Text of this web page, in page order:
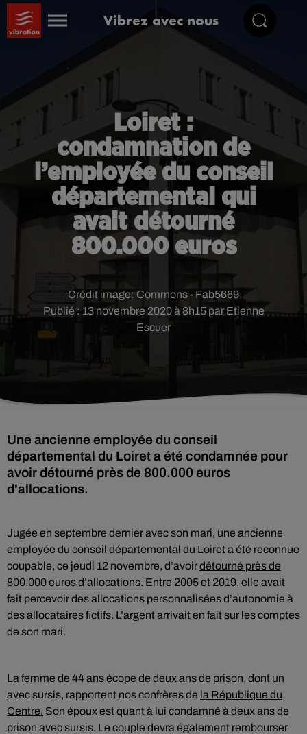
Vibrez avec nous
Loiret :
condamnation de
l’employée du conseil
départemental qui
avait détourné
800.000 euros
Publié : 13 novembre 2020 à 8h15 par Etienne
Escuer
Crédit image: Commons - Fab5669
Une ancienne employée du conseil
départemental du Loiret a été condamnée pour
avoir détourné près de 800.000 euros
d'allocations.
Jugée en septembre dernier avec son mari, une ancienne
employée du conseil départemental du Loiret a été reconnue
coupable, ce jeudi 12 novembre, d’avoirdétourné près de
800.000 euros d’allocations. Entre 2005 et 2019, elle avait
fait percevoir des allocations personnalisées d’autonomie à
des allocataires fictifs. L’argent arrivait en fait sur les comptes
de son mari.
La femme de 44 ans écope de deux ans de prison, dont un
avec sursis, rapportent nos confrères de la République du
Centre. Son époux est quant à lui condamné à deux ans de
prison avec sursis. Le couple devra également rembourser